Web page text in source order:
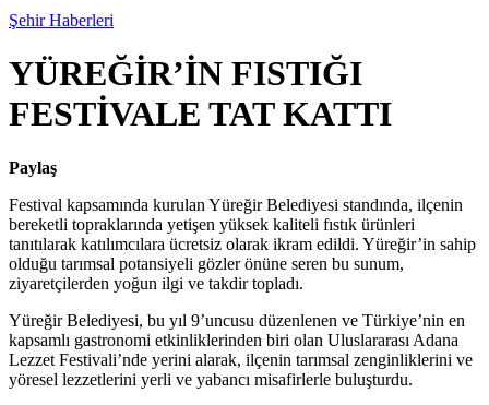
Şehir Haberleri
YÜREĞİR’İN FISTIĞI
FESTİVALE TAT KATTI
Paylaş
Festival kapsamında kurulan Yüreğir Belediyesi standında, ilçenin
bereketli topraklarında yetişen yüksek kaliteli fıstık ürünleri
tanıtılarak katılımcılara ücretsiz olarak ikram edildi. Yüreğir’in sahip
olduğu tarımsal potansiyeli gözler önüne seren bu sunum,
ziyaretçilerden yoğun ilgi ve takdir topladı.
Yüreğir Belediyesi, bu yıl 9’uncusu düzenlenen ve Türkiye’nin en
kapsamlı gastronomi etkinliklerinden biri olan Uluslararası Adana
Lezzet Festivali’nde yerini alarak, ilçenin tarımsal zenginliklerini ve
yöresel lezzetlerini yerli ve yabancı misafirlerle buluşturdu.